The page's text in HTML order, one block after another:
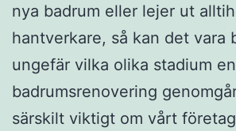
nya badrum eller lejer ut
hantverkare, så kan det vara
ungefär vilka olika stadium en
badrumsrenovering
särskilt viktigt om vårt